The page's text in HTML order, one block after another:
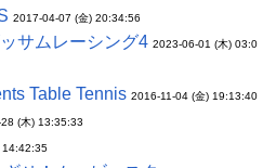
2017-04-07 (金) 20:34:56
サムレーシング4 2023-06-01 (木) 03:0
Table Tennis 2016-11-04 (金) 19:13:40
(木) 13:35:33
14:42:35